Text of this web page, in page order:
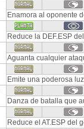
Enamora al oponente
Reduce la DEF.ESP
Aguanta cualquier
Emite una poderosa
Danza de batalla que
Reduce el AT.ESP del